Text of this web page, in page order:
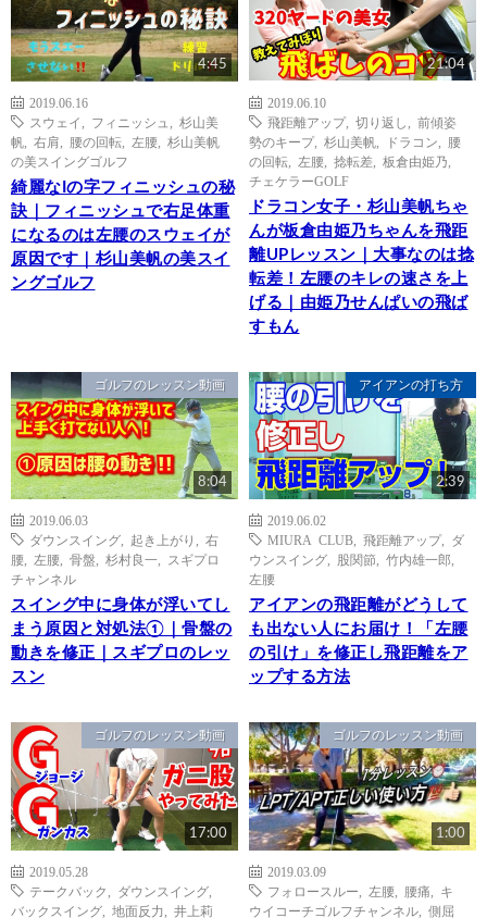
4:45
2019.06.16
スウェイ
フィニッシュ
杉山美
帆
右肩 腰の回転 左腰
杉山美帆
の美スイングゴルフ
綺麗なIの字フィニッシュの秘
訣｜フィニッシュで右足体重
になるのは左腰のスウェイが
原因です｜杉山美帆の美スイ
ングゴルフ
21:04
2019.06.10
飛距離アップ, 切り返し
前傾姿
勢のキープ, 杉山美帆 ドラコン
腰
の回転
左腰 捻転差 板倉由姫乃
チェケラーGOLF
ドラコン女子・杉山美帆ちゃ
んが板倉由姫乃ちゃんを飛距
離UPレッスン｜大事なのは捻
転差！左腰のキレの速さを上
げる｜由姫乃せんぱいの飛ば
すもん
ゴルフのレッスン動画
8:04
2019.06.03
ダウンスイング
起き上がり
右
腰
左腰 骨盤 杉村良一
スギプロ
チャンネル
スイング中に身体が浮いてし
まう原因と対処法①｜骨盤の
動きを修正｜スギプロのレッ
スン
アイアンの打ち方
2:39
2019.06.02
MIURA CLUB
飛距離アップ, ダ
ウンスイング
股関節 竹内雄一郎
左腰
アイアンの飛距離がどうして
も出ない人にお届け！「左腰
の引け」を修正し飛距離をア
ップする方法
ゴルフのレッスン動画
17:00
2019.05.28
テークバック
ダウンスイング
バックスイング
地面反力
井上莉
ゴルフのレッスン動画
1:00
2019.03.09
フォロースルー
左腰 腰痛
キ
ウイコーチゴルフチャンネル
側屈